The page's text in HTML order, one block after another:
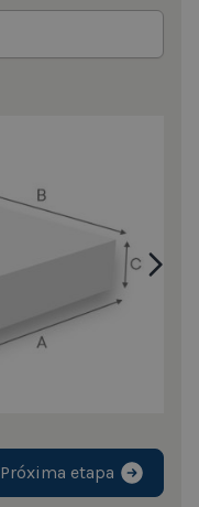
Próxima etapa